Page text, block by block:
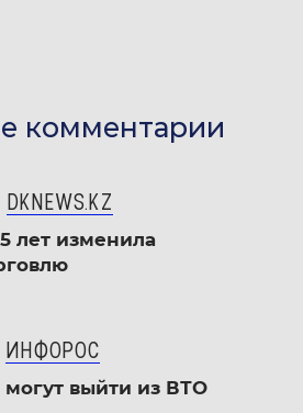
торговля услугами
исследования
экономических
комментарии
DKNEWS.KZ
лет изменила
ИНФОРОС
выйти из ВТО